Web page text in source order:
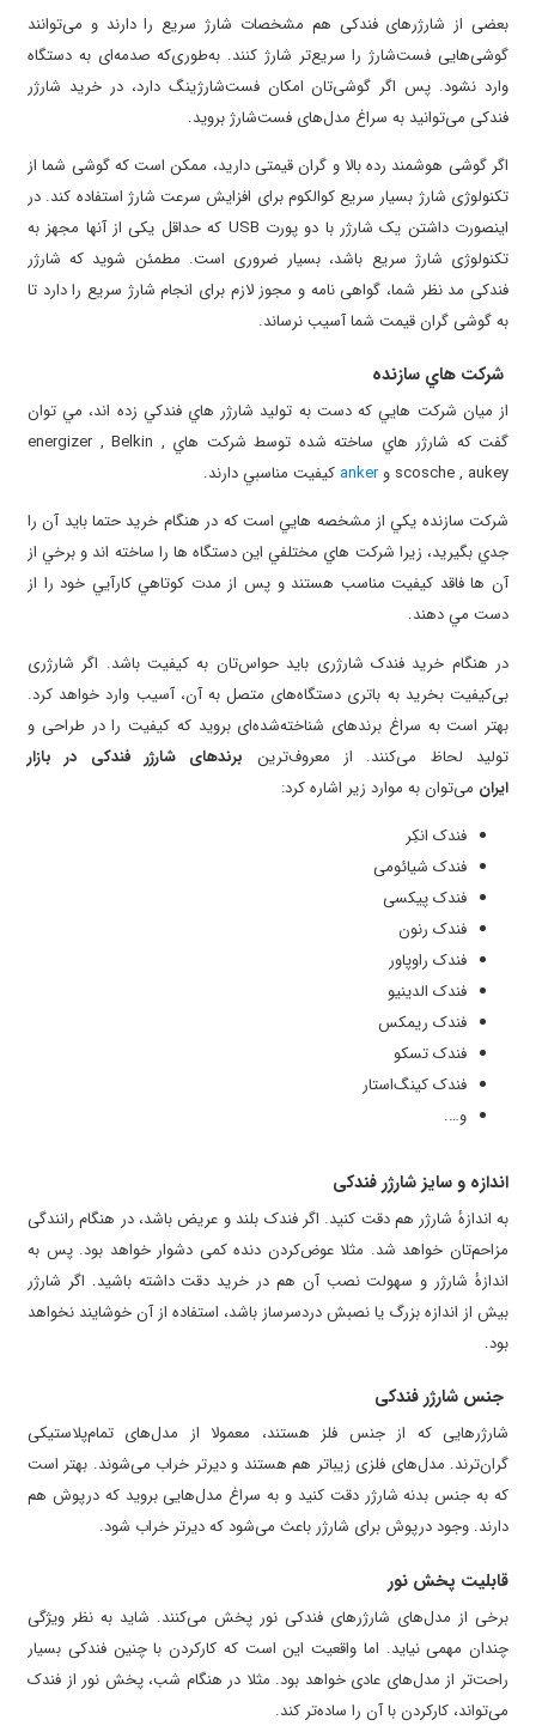
بعضی از شارژرهای فندکی هم مشخصات شارژ سریع را دارند و می‌توانند
گوشی‌هایی فست‌شارژ را سریع‌تر شارژ کنند. به‌طوری‌که صدمه‌ای به دستگاه
وارد نشود. پس اگر گوشی‌تان امکان فست‌شارژینگ دارد، در خرید شارژر
فندکی می‌توانید به سراغ مدل‌های فست‌شارژ بروید.
اگر گوشی هوشمند رده بالا و گران قیمتی دارید، ممکن است که گوشی شما از
تکنولوژی شارژ بسیار سریع کوالکوم برای افزایش سرعت شارژ استفاده کند. در
اینصورت داشتن یک شارژر با دو پورت USB که حداقل یکی از آنها مجهز به
تکنولوژی شارژ سریع باشد، بسیار ضروری است. مطمئن شوید که شارژر
فندکی مد نظر شما، گواهی نامه و مجوز لازم برای انجام شارژ سریع را دارد تا
به گوشی گران قیمت شما آسیب نرساند.
شرکت هاي سازنده
از ميان شرکت هايي که دست به توليد شارژر هاي فندکي زده اند، مي توان
گفت که شارژر هاي ساخته شده توسط شرکت هاي energizer , Belkin ,
scosche , aukey و anker کيفيت مناسبي دارند.
شرکت سازنده يکي از مشخصه هايي است که در هنگام خريد حتما بايد آن را
جدي بگيريد، زيرا شرکت هاي مختلفي اين دستگاه ها را ساخته اند و برخي از
آن ها فاقد کيفيت مناسب هستند و پس از مدت کوتاهي کارآيي خود را از
دست مي دهند.
در هنگام خرید فندک شارژری باید حواس‌تان به کیفیت باشد. اگر شارژری
بی‌کیفیت بخرید به باتری دستگاه‌های متصل به آن، آسیب وارد خواهد کرد.
بهتر است به سراغ برندهای شناخته‌شده‌ای بروید که کیفیت را در طراحی و
تولید لحاظ می‌کنند. از معروف‌ترین
برندهای شارژر فندکی در بازار
ایران می‌توان به موارد زیر اشاره کرد:
فندک انکِر
فندک شیائومی
فندک پیکسی
فندک رنون
فندک راو‌پاور
فندک الدینیو
فندک ریمکس
فندک تسکو
فندک کینگ‌استار
و….
اندازه و سایز شارژر فندکی
به اندازهٔ شارژر هم دقت کنید. اگر فندک بلند و عریض باشد، در هنگام رانندگی
مزاحم‌تان خواهد شد. مثلا عوض‌کردن دنده کمی دشوار خواهد بود. پس به
اندازهٔ شارژر و سهولت نصب آن هم در خرید دقت داشته باشید. اگر شارژر
بیش از اندازه بزرگ یا نصبش دردسرساز باشد، استفاده از آن خوشایند نخواهد
بود.
جنس شارژر فندکی
شارژرهایی که از جنس فلز هستند، معمولا از مدل‌های تمام‌پلاستیکی
گران‌ترند. مدل‌های فلزی زیباتر هم هستند و دیرتر خراب می‌شوند. بهتر است
که به جنس بدنه شارژر دقت کنید و به سراغ مدل‌هایی بروید که درپوش هم
دارند. وجود درپوش برای شارژر باعث می‌شود که دیرتر خراب شود.
قابلیت پخش نور
برخی از مدل‌های شارژرهای فندکی نور پخش می‌کنند. شاید به نظر ویژگی
چندان مهمی نیاید. اما واقعیت این است که کارکردن با چنین فندکی بسیار
راحت‌تر از مدل‌های عادی خواهد بود. مثلا در هنگام شب، پخش نور از فندک
می‌تواند، کارکردن با آن را ساده‌تر کند.